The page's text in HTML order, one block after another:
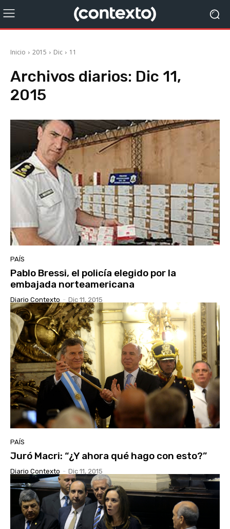
Inicio 2015 Dic 11
Archivos diarios: Dic 11,
2015
PAÍS
Pablo Bressi, el policía elegido por la
embajada norteamericana
Diario Contexto - Dic 11, 2015
PAÍS
Juró Macri: “¿Y ahora qué hago con esto?”
Diario Contexto - Dic 11, 2015